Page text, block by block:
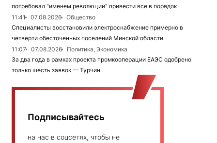
потребовал "именем революции" привести все в порядок
11:41
07.08.2026
Общество
Специалисты восстановили электроснабжение примерно в
четверти обесточенных поселений Минской области
11:07
07.08.2026
Политика, Экономика
За два года в рамках проекта промкооперации ЕАЭС одобрено
только шесть заявок — Турчин
Подписывайтесь
на нас в соцсетях, чтобы не